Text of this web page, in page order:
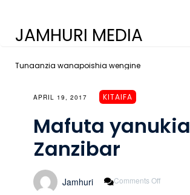
JAMHURI MEDIA
Tunaanzia wanapoishia wengine
APRIL 19, 2017 KITAIFA
Mafuta yanukia
Zanzibar
Jamhuri Comments Off